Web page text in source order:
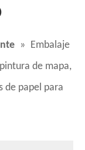
» Embalaje
de mapa,
de papel para